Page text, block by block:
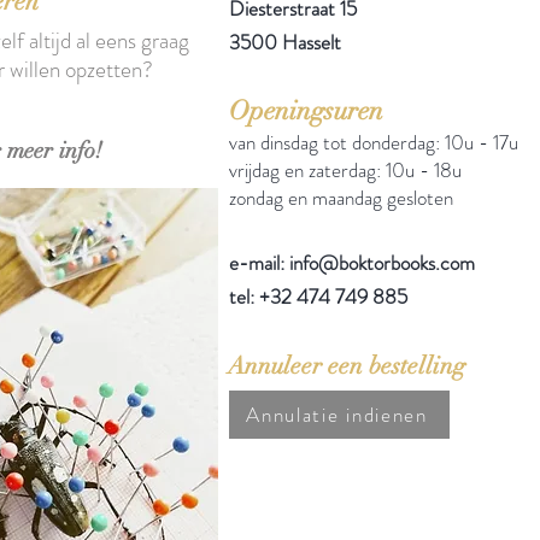
info!
altijd al eens graag
willen opzetten?
Diesterstraat 15
3500 Hasselt
Openingsuren
van dinsdag tot donderdag: 10u - 17u
vrijdag en zaterdag: 10u - 18u
zondag en maandag gesloten
e-mail: info@boktorbooks.com
tel: +32 474 749 885
Annuleer een bestelling
Annulatie indienen